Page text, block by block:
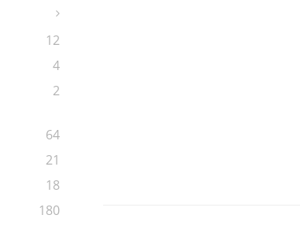
12
4
2
64
21
18
180